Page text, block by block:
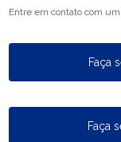
Entre em contato com
Faça
Faça